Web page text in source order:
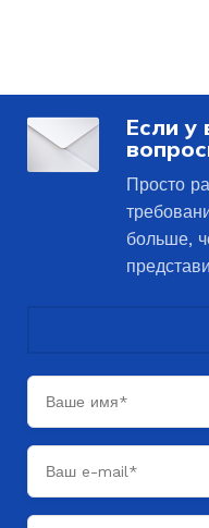
Если у
Просто
больше,